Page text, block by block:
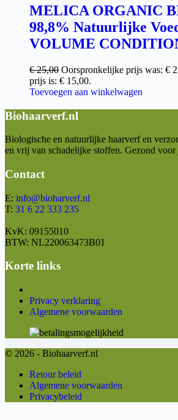
MELICA ORGANIC
98,8% Natuurlijke
VOLUME
€25,00 Oorspronkelijke prijs was: €
prijs is: € 15,00.
Toevoegen aan winkelwagen
Biohaarverf.nl
Biologische en natuurlijke haarverf en
en vrij van schadelijke stoffen. Gezond
Contact
E: info@bioharverf.nl
T: 31 6 22 333 235
KvK: 09155010
BTW: NL220063473B01
Korte links
Privacy verklaring
Algemene voorwaarden
© 2026 - Biohaarverf.nl
Retour beleid
Algemene voorwaarden
Privacybeleid